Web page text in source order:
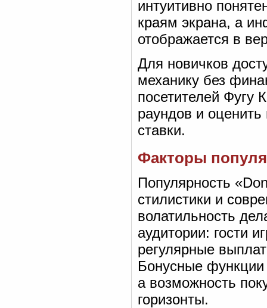
интуитивно
краям экрана, а
отображается в
Для новичков
механику без
посетителей Фугу
раундов и
ставки.
Факторы
Популярность
стилистики и
волатильность
аудитории: гости
регулярные
Бонусные
а возможность
горизонты.